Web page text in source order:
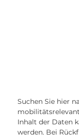
Suchen Sie hier
Inhalt der Daten
werden. Bei